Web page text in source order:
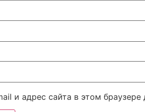
и адрес сайта в этом